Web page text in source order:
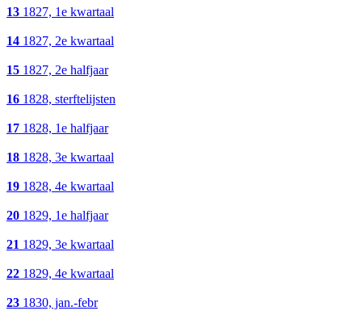
13 1827, 1e kwartaal
14 1827, 2e kwartaal
15 1827, 2e halfjaar
16 1828, sterftelijsten
17 1828, 1e halfjaar
18 1828, 3e kwartaal
19 1828, 4e kwartaal
20 1829, 1e halfjaar
21 1829, 3e kwartaal
22 1829, 4e kwartaal
23 1830, jan.-febr